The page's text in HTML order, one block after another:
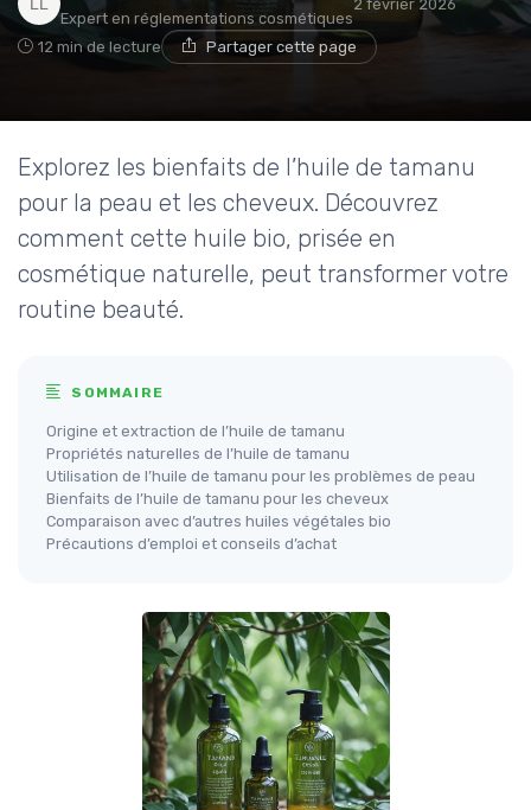
Expert en réglementations cosmétiques
2 février 2026
12 min de lecture Partager cette page
Explorez les bienfaits de l’huile de tamanu
pour la peau et les cheveux. Découvrez
comment cette huile bio, prisée en
cosmétique naturelle, peut transformer votre
routine beauté.
SOMMAIRE
Origine et extraction de l’huile de tamanu
Propriétés naturelles de l’huile de tamanu
Utilisation de l’huile de tamanu pour les problèmes de peau
Bienfaits de l’huile de tamanu pour les cheveux
Comparaison avec d’autres huiles végétales bio
Précautions d’emploi et conseils d’achat